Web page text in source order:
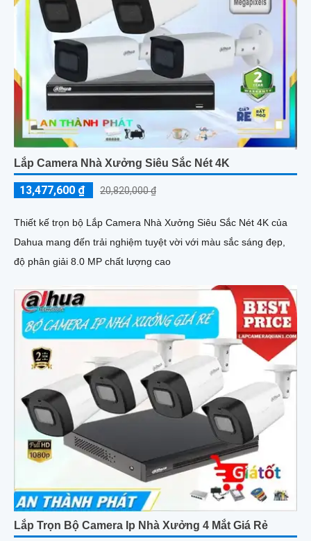
Lắp Camera Nhà Xưởng Siêu Sắc Nét 4K
13,477,600 ₫ 20,820,000 ₫
Thiết kế trọn bộ Lắp Camera Nhà Xưởng Siêu Sắc Nét 4K của
Dahua mang đến trải nghiệm tuyệt vời với màu sắc sáng đẹp,
độ phân giải 8.0 MP chất lượng cao
Lắp Trọn Bộ Camera Ip Nhà Xưởng 4 Mắt Giá Rẻ